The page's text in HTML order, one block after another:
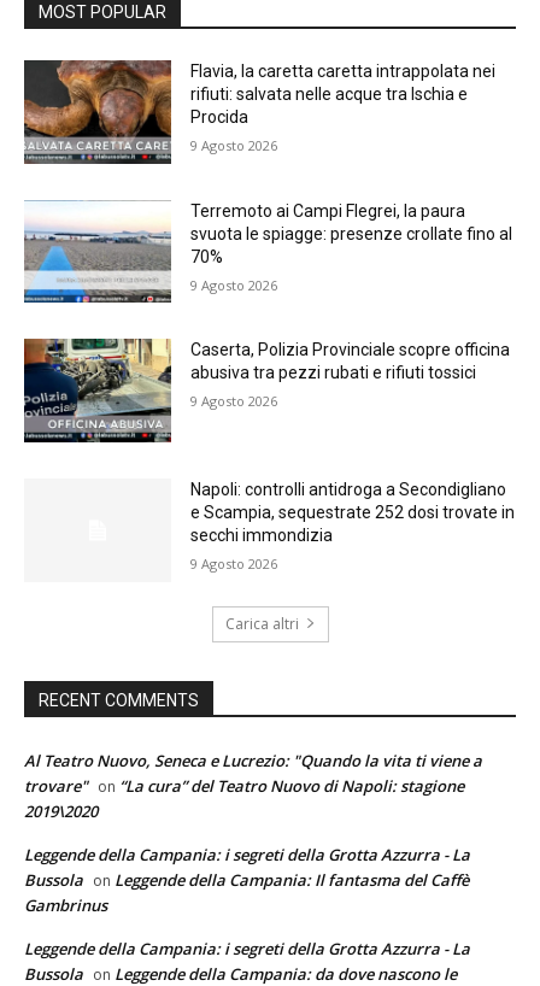
MOST POPULAR
Flavia, la caretta caretta intrappolata nei
rifiuti: salvata nelle acque tra Ischia e
Procida
9 Agosto 2026
Terremoto ai Campi Flegrei, la paura
svuota le spiagge: presenze crollate fino al
70%
9 Agosto 2026
Caserta, Polizia Provinciale scopre officina
abusiva tra pezzi rubati e rifiuti tossici
9 Agosto 2026
Napoli: controlli antidroga a Secondigliano
e Scampia, sequestrate 252 dosi trovate in
secchi immondizia
9 Agosto 2026
Carica altri
RECENT COMMENTS
Al Teatro Nuovo, Seneca e Lucrezio: "Quando la vita ti viene a
trovare" on “La cura” del Teatro Nuovo di Napoli: stagione
2019\2020
Leggende della Campania: i segreti della Grotta Azzurra - La
Bussola on Leggende della Campania: Il fantasma del Caffè
Gambrinus
Leggende della Campania: i segreti della Grotta Azzurra - La
Bussola on Leggende della Campania: da dove nascono le